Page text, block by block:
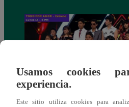
Usamos cookies
experiencia.
Este sitio utiliza cookies para